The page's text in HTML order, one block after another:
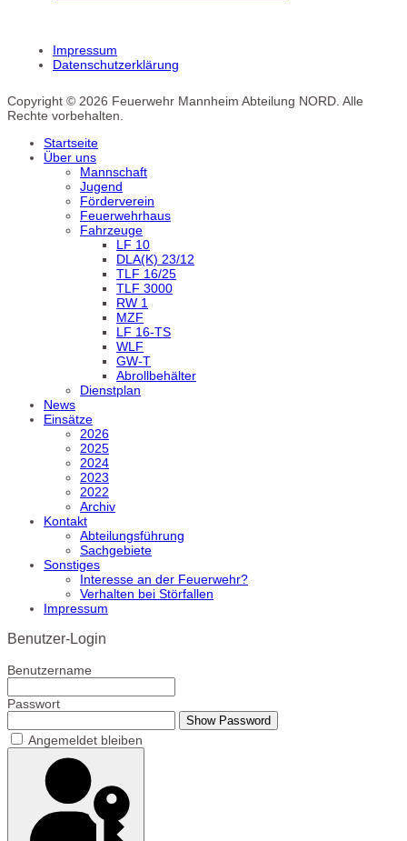
Impressum
Datenschutzerklärung
Copyright © 2026 Feuerwehr Mannheim Abteilung NORD. Alle
Rechte vorbehalten.
Startseite
Über uns
Mannschaft
Jugend
Förderverein
Feuerwehrhaus
Fahrzeuge
LF 10
DLA(K) 23/12
TLF 16/25
TLF 3000
RW 1
MZF
LF 16-TS
WLF
GW-T
Abrollbehälter
Dienstplan
News
Einsätze
2026
2025
2024
2023
2022
Archiv
Kontakt
Abteilungsführung
Sachgebiete
Sonstiges
Interesse an der Feuerwehr?
Verhalten bei Störfallen
Impressum
Benutzer-Login
Benutzername
Passwort
Show Password
Angemeldet bleiben